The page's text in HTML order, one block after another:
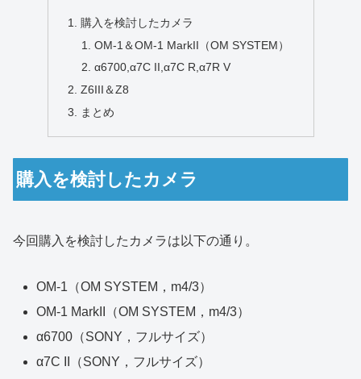
購入を検討したカメラ
OM-1＆OM-1 MarkII（OM SYSTEM）
α6700,α7C II,α7C R,α7R V
Z6III＆Z8
まとめ
購入を検討したカメラ
今回購入を検討したカメラは以下の通り。
OM-1（OM SYSTEM，m4/3）
OM-1 MarkII（OM SYSTEM，m4/3）
α6700（SONY，フルサイズ）
α7C II（SONY，フルサイズ）